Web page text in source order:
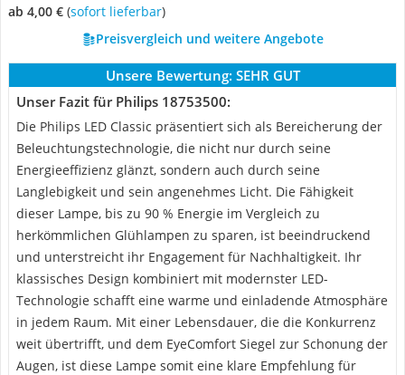
ab 4,00 € ( Sofort lieferbar)
Preisvergleich und weitere Angebote
Unsere Bewertung: SEHR GUT
Unser Fazit für Philips 18753500:
Die Philips LED Classic präsentiert sich als Bereicherung der
Beleuchtungstechnologie, die nicht nur durch seine
Energieeffizienz glänzt, sondern auch durch seine
Langlebigkeit und sein angenehmes Licht. Die Fähigkeit
dieser Lampe, bis zu 90 % Energie im Vergleich zu
herkömmlichen Glühlampen zu sparen, ist beeindruckend
und unterstreicht ihr Engagement für Nachhaltigkeit. Ihr
klassisches Design kombiniert mit modernster LED-
Technologie schafft eine warme und einladende Atmosphäre
in jedem Raum. Mit einer Lebensdauer, die die Konkurrenz
weit übertrifft, und dem EyeComfort Siegel zur Schonung der
Augen, ist diese Lampe somit eine klare Empfehlung für